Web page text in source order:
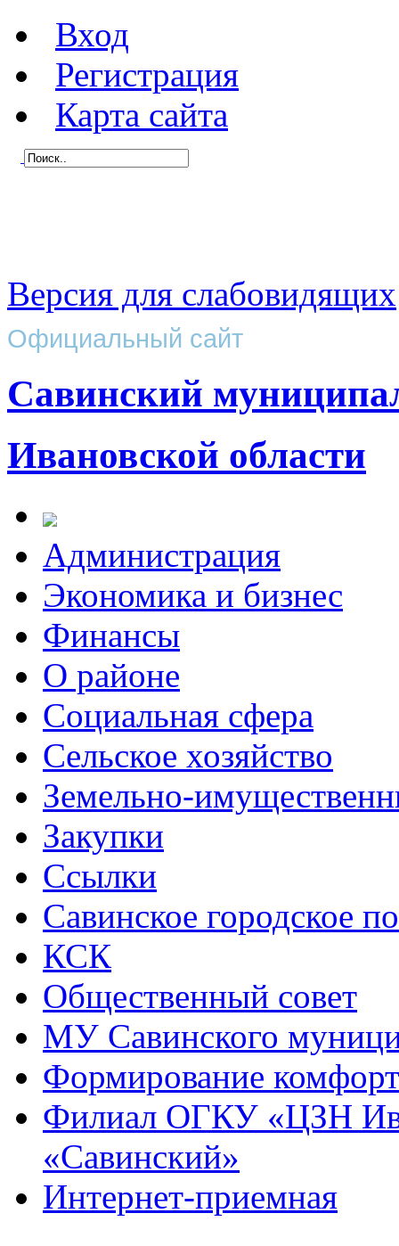
Вход
Регистрация
Карта сайта
Версия для слабовидящих
Официальный сайт
Савинский
Ивановской области
Администрация
Экономика и бизнес
Финансы
О районе
Социальная сфера
Сельское хозяйство
Земельно-
Закупки
Ссылки
Савинское городское
КСК
Общественный совет
МУ Савинского
Формирование
Филиал ОГКУ «ЦЗН
«Савинский»
Интернет-приемная